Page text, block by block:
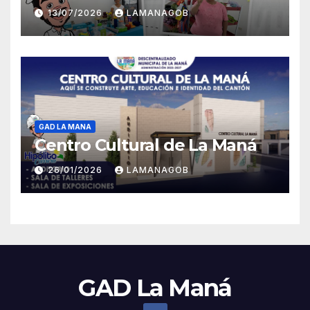
13/07/2026 LAMANAGOB
GAD LA MANA
Centro Cultural de La Maná
26/01/2026 LAMANAGOB
GAD La Maná